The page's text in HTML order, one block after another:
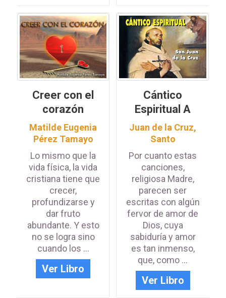
Creer con el
corazón
Matilde Eugenia
Pérez Tamayo
Lo mismo que la
vida física, la vida
cristiana tiene que
crecer,
profundizarse y
dar fruto
abundante. Y esto
no se logra sino
cuando los ...
Ver Libro
Cántico
Espiritual A
Juan de la Cruz,
Santo
Por cuanto estas
canciones,
religiosa Madre,
parecen ser
escritas con algún
fervor de amor de
Dios, cuya
sabiduría y amor
es tan inmenso,
que, como ...
Ver Libro